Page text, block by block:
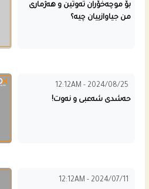
بۆ موچەخۆران تەوتین و هەژماری
من جیاوازییان چیە؟
12:12AM - 2024/08/25
حەشدی شەعبی و نەوت!
12:12AM - 2024/07/11